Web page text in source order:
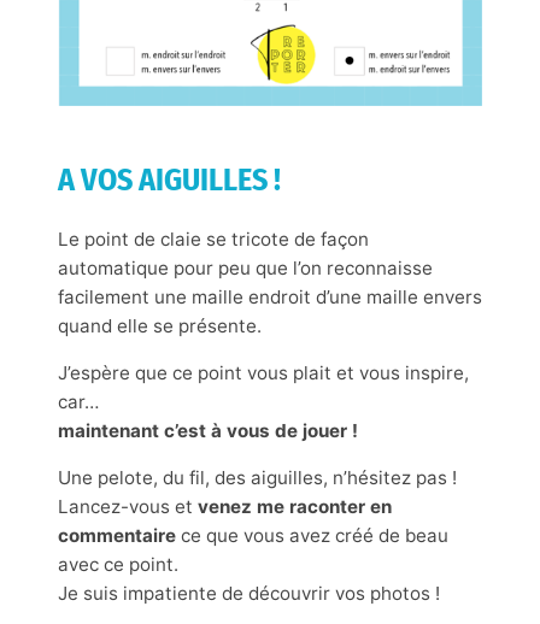
A VOS AIGUILLES !
Le point de claie se tricote de façon
automatique pour peu que l’on reconnaisse
facilement une maille endroit d’une maille envers
quand elle se présente.
J’espère que ce point vous plait et vous inspire,
car…
maintenant c’est à vous de jouer !
Une pelote, du fil, des aiguilles, n’hésitez pas !
Lancez-vous et venez me raconter en
commentaire ce que vous avez créé de beau
avec ce point.
Je suis impatiente de découvrir vos photos !